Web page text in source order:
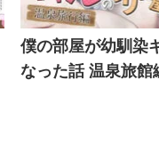
僕の部屋が幼馴染
なった話 温泉旅